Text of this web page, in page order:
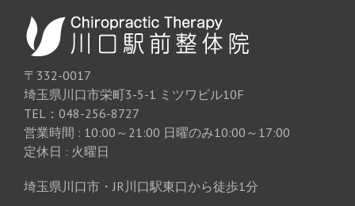
〒332-0017
埼玉県川口市栄町3-5-1 ミツワビル10F
TEL：048-256-8727
営業時間 : 10:00～21:00 日曜のみ10:00～17:00
定休日 : 火曜日
埼玉県川口市・JR川口駅東口から徒歩1分